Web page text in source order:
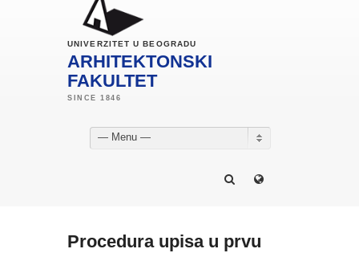
UNIVERZITET U BEOGRADU
ARHITEKTONSKI
FAKULTET
— Menu —
Procedura upisa u prvu